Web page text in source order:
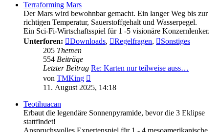
Terraforming Mars
Der Mars wird bewohnbar gemacht. Ein langer Weg bis zur
richtigen Temperatur, Sauerstoffgehalt und Wasserpegel.
Ein Sci-Fi-Wirtschaftsspiel für 1 -5 visionäre Konzernlenker.
Unterforen:
Downloads, Regelfragen,
Sonstiges
205 Themen
554 Beiträge
Letzter Beitrag Re: Karten nur teilweise auss…
von TMKing
Beitrag
11. August 2025, 14:18
Teotihuacan
Erbaut die legendäre Sonnenpyramide, bevor die 3 Eklipse
stattfindet!